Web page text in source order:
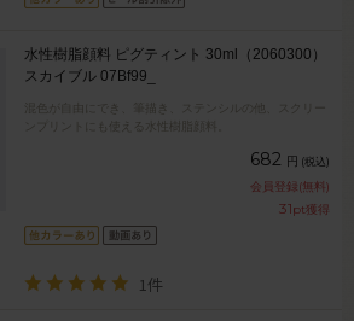
水性樹脂顔料 ピグティント 30ml（2060300）
スカイブル 07Bf99_
混色が自由にでき、筆描き、ステンシルの他、スクリー
ンプリントにも使える水性樹脂顔料。
682 円 (税込)
会員登録(無料)
31pt獲得
1件